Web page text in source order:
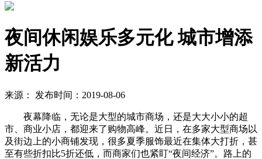
夜间休闲娱乐多元化 城市增添
新活力
来源： 发布时间：2019-08-06
夜幕降临，无论是大型的城市商场，还是大大小小的超
市、商业小店，都迎来了购物高峰。近日，在多家大型商场以
及街边上的小商铺发现，很多夏季服饰最近在集体大打折，甚
至有些折扣比5折还低，而商家们也紧盯“夜间经济”。路上的